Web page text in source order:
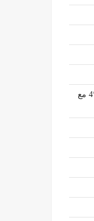
SUV car rental – تأجير سيارات دفع رباعي 4*4 مع